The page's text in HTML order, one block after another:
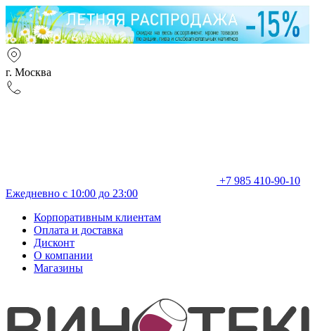
г. Москва
+7 985 410-90-10
Ежедневно с 10:00 до 23:00
Корпоративным клиентам
Оплата и доставка
Дисконт
О компании
Магазины